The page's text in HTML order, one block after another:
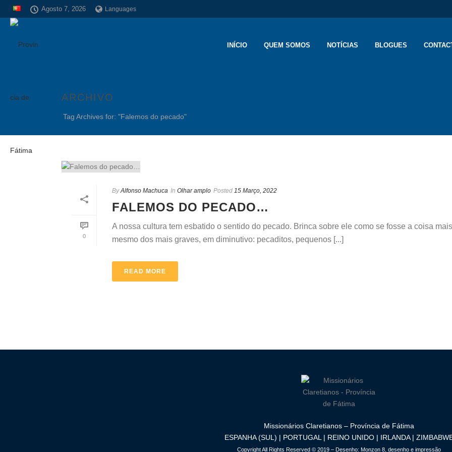
Agosto 7, 2026 Languages
INÍCIO QUEM SOMOS NOTÍCIAS BLOGUES
ARCHIVO
Tag Archives for: "Falemos do pecado"
0
By Alfonso Machuca In Olhar amplo Posted 15 Março, 2022
FALEMOS DO PECADO…
A nossa cultura tem esbatido o sentido do pecado. Brinca sobre ele como se fosse a coisa
mesmo dos mais graves, em diminutivo: pecaditos, pequenos [...]
READ MORE
Missionários Claretianos – Província de Fátima
ESPANHA (SUL) | PORTUGAL | REINO UNIDO | IRLANDA |
Copyright All Rights Reserved © 2019 – Desenho: Monzon 8, desenho e impressão